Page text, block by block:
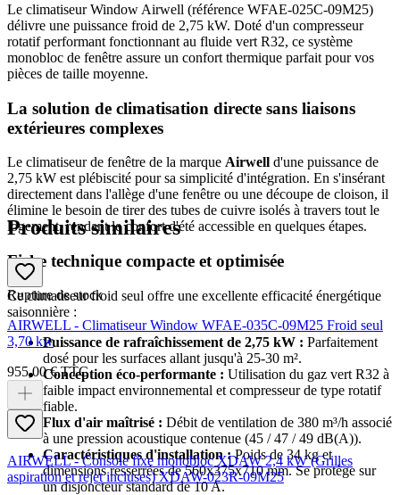
Le climatiseur Window Airwell (référence WFAE-025C-09M25)
délivre une puissance froid de 2,75 kW. Doté d'un compresseur
rotatif performant fonctionnant au fluide vert R32, ce système
monobloc de fenêtre assure un confort thermique parfait pour vos
pièces de taille moyenne.
La solution de climatisation directe sans liaisons
extérieures complexes
Le climatiseur de fenêtre de la marque Airwell d'une puissance de
2,75 kW est plébiscité pour sa simplicité d'intégration. En s'insérant
directement dans l'allège d'une fenêtre ou une découpe de cloison, il
élimine le besoin de tirer des tubes de cuivre isolés à travers tout le
logement, rendant le confort d'été accessible en quelques étapes.
Fiche technique compacte et optimisée
Ce climatiseur froid seul offre une excellente efficacité énergétique
saisonnière :
Puissance de rafraîchissement de 2,75 kW : Parfaitement
dosé pour les surfaces allant jusqu'à 25-30 m².
Conception éco-performante : Utilisation du gaz vert R32 à
faible impact environnemental et compresseur de type rotatif
fiable.
Flux d'air maîtrisé : Débit de ventilation de 380 m³/h associé
à une pression acoustique contenue (45 / 47 / 49 dB(A)).
Caractéristiques d'installation :Poids de 34 kg et
dimensions resserrées de 560x375x710 mm. Se protège sur
un disjoncteur standard de 10 A.
Produits similaires
Rupture de stock
AIRWELL - Climatiseur Window WFAE-035C-09M25 Froid seul
3,70 kw
955,00 € TTC
AIRWELL - Console fixe monobloc XDAW 2,4 kW (Grilles
aspiration et rejet incluses) XDAW-023R-09M25